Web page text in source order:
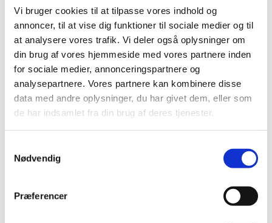
Vi bruger cookies til at tilpasse vores indhold og
annoncer, til at vise dig funktioner til sociale medier og til
at analysere vores trafik. Vi deler også oplysninger om
din brug af vores hjemmeside med vores partnere inden
for sociale medier, annonceringspartnere og
analysepartnere. Vores partnere kan kombinere disse
data med andre oplysninger, du har givet dem, eller som
de har indsamlet fra din brug af deres tjenester.
Nødvendig
Præferencer
oktober (28)
september (15)
august (10)
juli (20)
juni (15)
maj (25)
april (12)
marts (10)
februar (14)
2023 (195)
2021 (516)